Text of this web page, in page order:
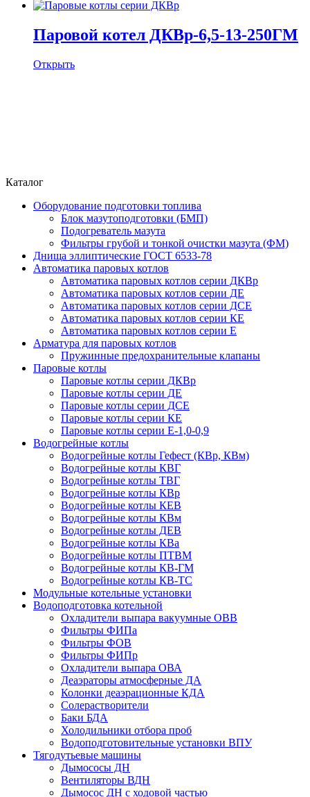
Паровой котел ДКВр-6,5-13-250ГМ
Открыть
Каталог
Оборудование подготовки топлива
Блок мазутоподготовки (БМП)
Подогреватель мазута
Фильтры грубой и тонкой очистки мазута (ФМ)
Днища эллиптические ГОСТ 6533-78
Автоматика паровых котлов
Автоматика паровых котлов серии ДКВр
Автоматика паровых котлов серии ДЕ
Автоматика паровых котлов серии ДСЕ
Автоматика паровых котлов серии КЕ
Автоматика паровых котлов серии Е
Арматура для паровых котлов
Пружинные предохранительные клапаны
Паровые котлы
Паровые котлы серии ДКВр
Паровые котлы серии ДЕ
Паровые котлы серии ДСЕ
Паровые котлы серии КЕ
Паровые котлы серии Е-1,0-0,9
Водогрейные котлы
Водогрейные котлы Гефест (КВр, КВм)
Водогрейные котлы КВГ
Водогрейные котлы ТВГ
Водогрейные котлы КВр
Водогрейные котлы КЕВ
Водогрейные котлы КВм
Водогрейные котлы ДЕВ
Водогрейные котлы КВа
Водогрейные котлы ПТВМ
Водогрейные котлы КВ-ГМ
Водогрейные котлы КВ-ТС
Модульные котельные установки
Водоподготовка котельной
Охладители выпара вакуумные ОВВ
Фильтры ФИПа
Фильтры ФОВ
Фильтры ФИПр
Охладители выпара ОВА
Деаэраторы атмосферные ДА
Колонки деаэрационные КДА
Солерастворители
Баки БДА
Холодильники отбора проб
Водоподготовительные установки ВПУ
Тягодутьевые машины
Дымососы ДН
Вентиляторы ВДН
Дымосос ДН с ходовой частью